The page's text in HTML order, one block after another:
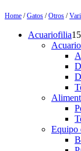
Home /Gatos /Otros /
Acuariofilia
Equipo